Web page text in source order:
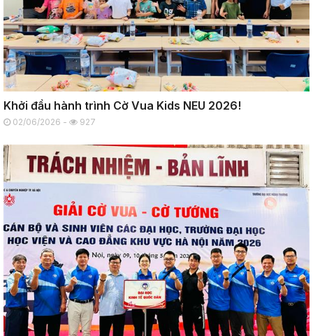
Khởi đầu hành trình Cờ Vua Kids NEU 2026!
02/06/2026 - 927